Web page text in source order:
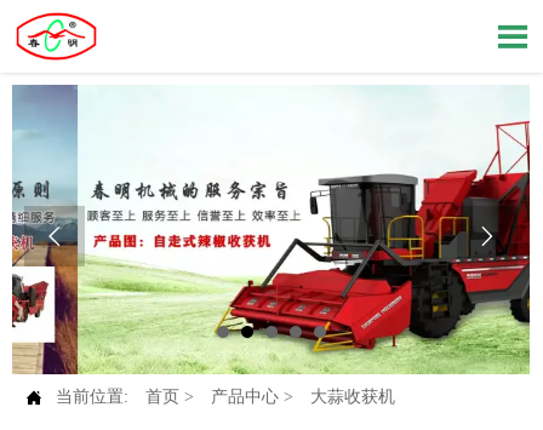

 
 当前位置: 首页 > 产品中心 > 大蒜收获机